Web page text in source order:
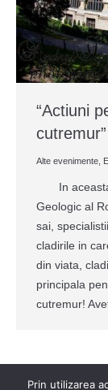
“Actiuni
cutremur”
Alte evenimente
In aceasta
Geologic al
sai,
cladirile in
din viata,
principala
cutremur!
Prin utilizarea